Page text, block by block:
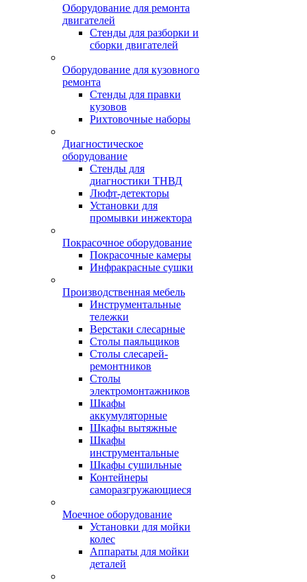
Оборудование для ремонта
двигателей
Стенды для разборки и
сборки двигателей
Оборудование для кузовного
ремонта
Стенды для правки
кузовов
Рихтовочные наборы
Диагностическое
оборудование
Стенды для
диагностики ТНВД
Люфт-детекторы
Установки для
промывки инжектора
Покрасочное оборудование
Покрасочные камеры
Инфракрасные сушки
Производственная мебель
Инструментальные
тележки
Верстаки слесарные
Столы паяльщиков
Столы слесарей-
ремонтников
Столы
электромонтажников
Шкафы
аккумуляторные
Шкафы вытяжные
Шкафы
инструментальные
Шкафы сушильные
Контейнеры
саморазгружающиеся
Моечное оборудование
Установки для мойки
колес
Аппараты для мойки
деталей